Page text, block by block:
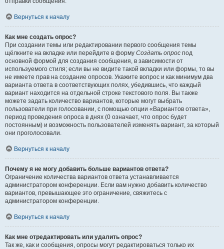
Вернуться к началу
Как мне создать опрос?
При создании темы или редактировании первого сообщения темы
щёлкните на вкладке или перейдите в форму Создать опрос под
основной формой для создания сообщения, в зависимости от
используемого стиля; если вы не видите такой вкладки или формы, то вы
не имеете прав на создание опросов. Укажите вопрос и как минимум два
варианта ответа в соответствующих полях, убедившись, что каждый
вариант находится на отдельной строке текстового поля. Вы также
можете задать количество вариантов, которые могут выбрать
пользователи при голосовании, с помощью опции «Вариантов ответа»,
период проведения опроса в днях (0 означает, что опрос будет
постоянным) и возможность пользователей изменять вариант, за который
они проголосовали.
Вернуться к началу
Почему я не могу добавить больше вариантов ответа?
Ограничение количества вариантов ответа устанавливается
администратором конференции. Если вам нужно добавить количество
вариантов, превышающее это ограничение, свяжитесь с
администратором конференции.
Вернуться к началу
Как мне отредактировать или удалить опрос?
Так же, как и сообщения, опросы могут редактироваться только их